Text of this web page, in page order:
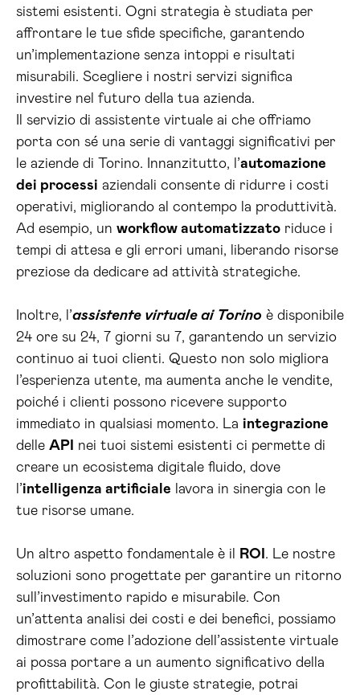
sistemi esistenti. Ogni strategia è studiata per
affrontare le tue sfide specifiche, garantendo
un’implementazione senza intoppi e risultati
misurabili. Scegliere i nostri servizi significa
investire nel futuro della tua azienda.
Il servizio di assistente virtuale ai che offriamo
porta con sé una serie di vantaggi significativi per
le aziende di Torino. Innanzitutto, l’automazione
dei processi aziendali consente di ridurre i costi
operativi, migliorando al contempo la produttività.
Ad esempio, un workflow automatizzato riduce i
tempi di attesa e gli errori umani, liberando risorse
preziose da dedicare ad attività strategiche.
Inoltre, l’assistente virtuale ai Torino è disponibile
24 ore su 24, 7 giorni su 7, garantendo un servizio
continuo ai tuoi clienti. Questo non solo migliora
l’esperienza utente, ma aumenta anche le vendite,
poiché i clienti possono ricevere supporto
immediato in qualsiasi momento. La integrazione
delle API
nei tuoi sistemi esistenti ci permette di
creare un ecosistema digitale fluido, dove
l’intelligenza artificiale lavora in sinergia con le
tue risorse umane.
Un altro aspetto fondamentale è il ROI . Le nostre
soluzioni sono progettate per garantire un ritorno
sull’investimento rapido e misurabile. Con
un’attenta analisi dei costi e dei benefici, possiamo
dimostrare come l’adozione dell’assistente virtuale
ai possa portare a un aumento significativo della
profittabilità. Con le giuste strategie, potrai